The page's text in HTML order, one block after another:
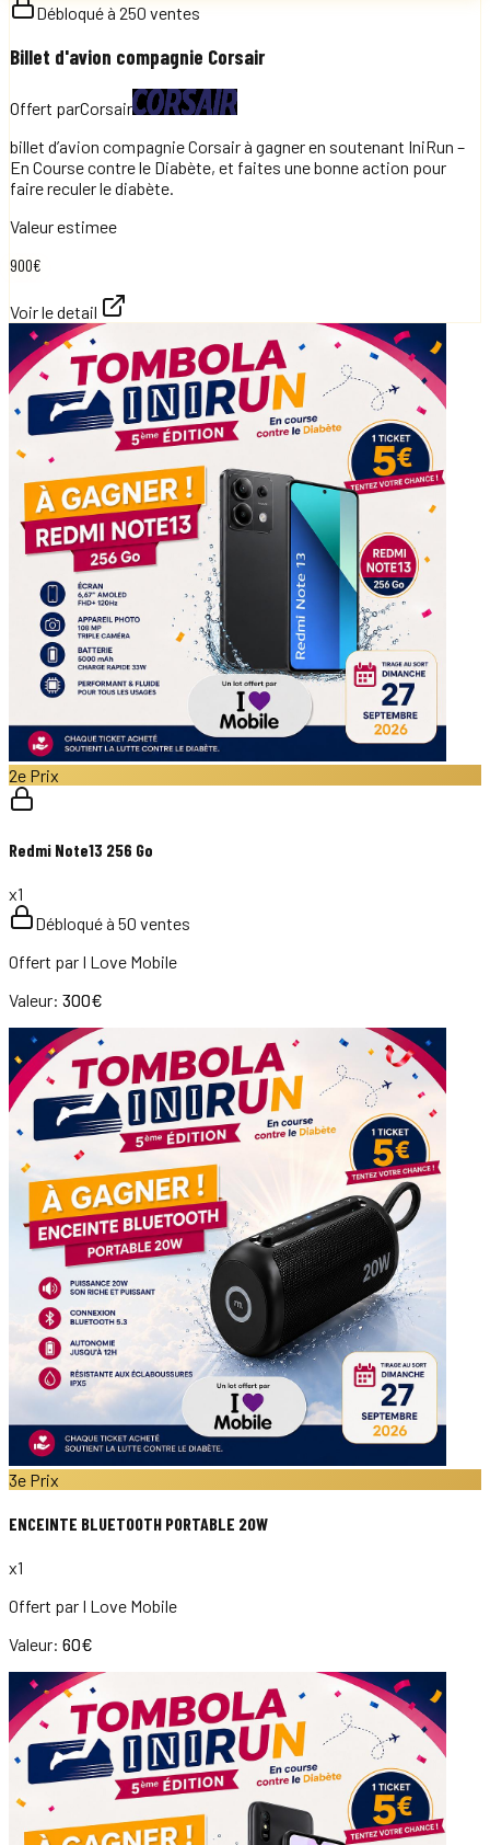
Débloqué à 250 ventes
Billet d'avion compagnie Corsair
Offert parCorsair
billet d’avion compagnie Corsair à gagner en soutenant IniRun –
En Course contre le Diabète, et faites une bonne action pour
faire reculer le diabète.
Valeur estimee
900€
Voir le detail
2e Prix
Redmi Note13 256 Go
x1
Débloqué à 50 ventes
Offert par I Love Mobile
Valeur: 300€
3e Prix
ENCEINTE BLUETOOTH PORTABLE 20W
x1
Offert par I Love Mobile
Valeur: 60€